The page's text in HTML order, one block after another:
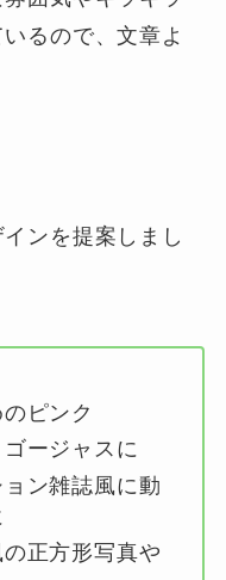
るので、文章よ
ンを提案しまし
ピンク
ージャスに
ン雑誌風に動
正方形写真や